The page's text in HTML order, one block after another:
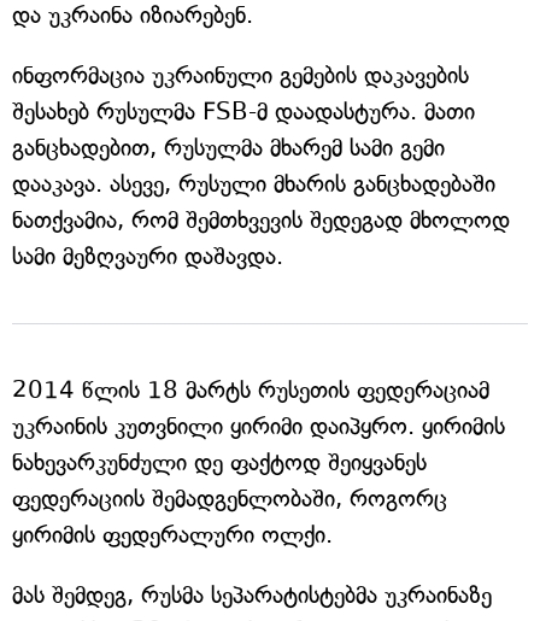
და უკრაინა იზიარებენ.
ინფორმაცია უკრაინული გემების დაკავების
შესახებ რუსულმა FSB-მ დაადასტურა. მათი
განცხადებით, რუსულმა მხარემ სამი გემი
დააკავა. ასევე, რუსული მხარის განცხადებაში
ნათქვამია, რომ შემთხვევის შედეგად მხოლოდ
სამი მეზღვაური დაშავდა.
2014 წლის 18 მარტს რუსეთის ფედერაციამ
უკრაინის კუთვნილი ყირიმი დაიპყრო. ყირიმის
ნახევარკუნძული დე ფაქტოდ შეიყვანეს
ფედერაციის შემადგენლობაში, როგორც
ყირიმის ფედერალური ოლქი.
მას შემდეგ, რუსმა სეპარატისტებმა უკრაინაზე